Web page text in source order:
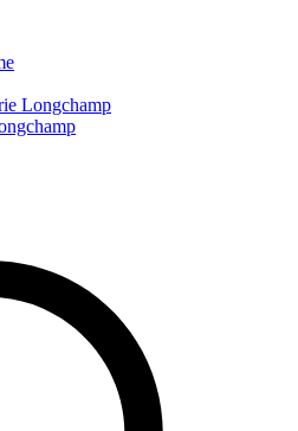
Longchamp